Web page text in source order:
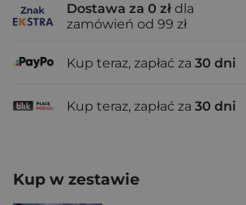
Dostawa za 0 zł dla
zamówień od 99 zł
Kup teraz, zapłać za 30 dni
Kup teraz, zapłać za 30 dni
Kup w zestawie